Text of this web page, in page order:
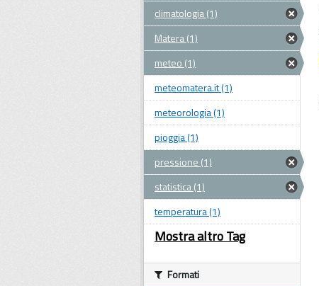
climatologia (1)
Matera (1)
meteo (1)
meteomatera.it (1)
meteorologia (1)
pioggia (1)
pressione (1)
statistica (1)
temperatura (1)
Mostra altro Tag
Formati